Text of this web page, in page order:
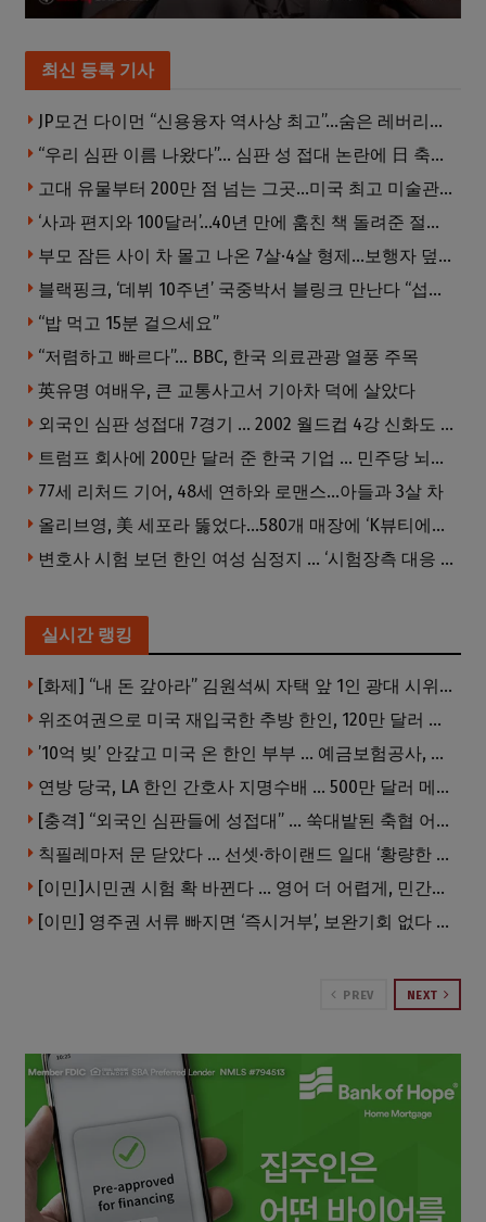
최신 등록 기사
JP모건 다이먼 “신용융자 역사상 최고”…숨은 레버리지 경고
“우리 심판 이름 나왔다”… 심판 성 접대 논란에 日 축구계 발칵
고대 유물부터 200만 점 넘는 그곳…미국 최고 미술관은?
‘사과 편지와 100달러’…40년 만에 훔친 책 돌려준 절도범
부모 잠든 사이 차 몰고 나온 7살·4살 형제…보행자 덮쳐 중태
블랙핑크, ‘데뷔 10주년’ 국중박서 블링크 만난다 “섭섭함 안겨 미안”
“밥 먹고 15분 걸으세요”
“저렴하고 빠르다”… BBC, 한국 의료관광 열풍 주목
英유명 여배우, 큰 교통사고서 기아차 덕에 살았다
외국인 심판 성접대 7경기 … 2002 월드컵 4강 신화도 흔들
트럼프 회사에 200만 달러 준 한국 기업 … 민주당 뇌물의혹 조사
77세 리처드 기어, 48세 연하와 로맨스…아들과 3살 차
올리브영, 美 세포라 뚫었다…580개 매장에 ‘K뷰티에딧’ 론칭
변호사 시험 보던 한인 여성 심정지 … ‘시험장측 대응 부적절’ 소송
실시간 랭킹
[화제] “내 돈 갚아라” 김원석씨 자택 앞 1인 광대 시위 … 한인 투자사, “108만 달러 못받아”
위조여권으로 미국 재입국한 추방 한인, 120만 달러 은행 사기 행각
’10억 빚’ 안갚고 미국 온 한인 부부 … 예금보험공사, 미국서 소송
연방 당국, LA 한인 간호사 지명수배 … 500만 달러 메디캐어 사기, 선고 직전 한국 도주
[충격] “외국인 심판들에 성접대” … 쑥대밭된 축협 어디까지 추락하나
칙필레마저 문 닫았다 … 선셋·하이랜드 일대 ‘황량한 거리’로
[이민]시민권 시험 확 바뀐다 … 영어 더 어렵게, 민간시험 도입 추진
[이민] 영주권 서류 빠지면 ‘즉시거부’, 보완기회 없다 … 이민심사 8월부터 확 바뀐다
PREV NEXT